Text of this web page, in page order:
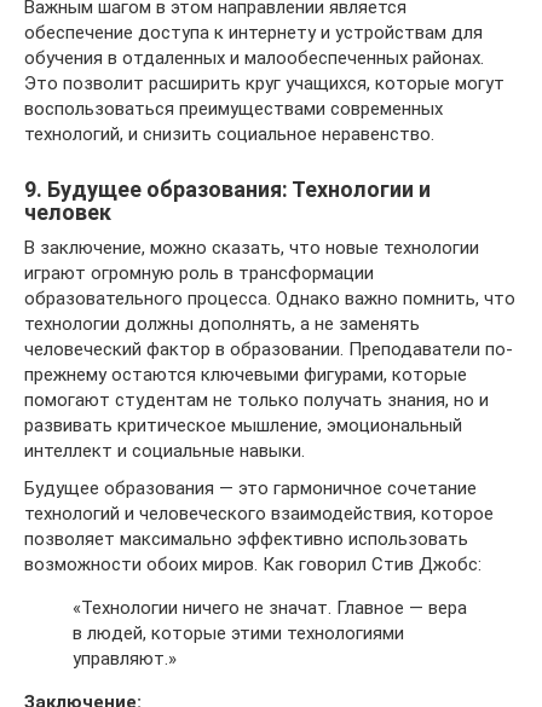
Важным шагом в этом направлении является
обеспечение доступа к интернету и устройствам для
обучения в отдаленных и малообеспеченных районах.
Это позволит расширить круг учащихся, которые могут
воспользоваться преимуществами современных
технологий, и снизить социальное неравенство.
9. Будущее образования: Технологии и
человек
В заключение, можно сказать, что новые технологии
играют огромную роль в трансформации
образовательного процесса. Однако важно помнить, что
технологии должны дополнять, а не заменять
человеческий фактор в образовании. Преподаватели по-
прежнему остаются ключевыми фигурами, которые
помогают студентам не только получать знания, но и
развивать критическое мышление, эмоциональный
интеллект и социальные навыки.
Будущее образования — это гармоничное сочетание
технологий и человеческого взаимодействия, которое
позволяет максимально эффективно использовать
возможности обоих миров. Как говорил Стив Джобс:
«Технологии ничего не значат. Главное — вера
в людей, которые этими технологиями
управляют.»
Заключение: